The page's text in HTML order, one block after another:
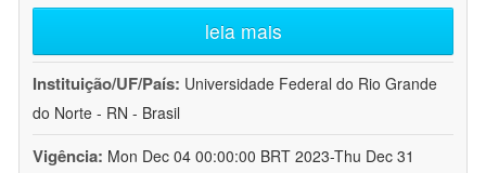
leia mais
Instituição/UF/País: Universidade Federal do Rio Grande
do Norte - RN - Brasil
Vigência: Mon Dec 04 00:00:00 BRT 2023-Thu Dec 31